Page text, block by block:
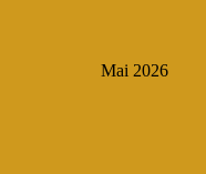
Mai 2026